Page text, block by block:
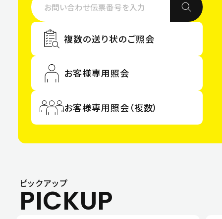
複数の送り状のご照会
お客様専用照会
お客様専用照会（複数）
ピックアップ
PICKUP